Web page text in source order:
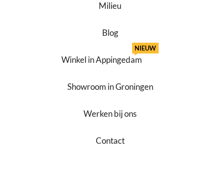
Milieu
Blog
Winkel in Appingedam
NIEUW
Showroom in Groningen
Werken bij ons
Contact